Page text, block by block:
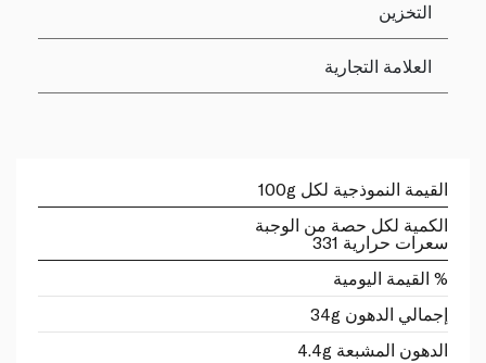
التخزين
العلامة التجارية
القيمة النموذجية لكل 100g
الكمية لكل حصة من الوجبة
سعرات حرارية 331
% القيمة اليومية
إجمالي الدهون 34g
الدهون المشبعة 4.4g